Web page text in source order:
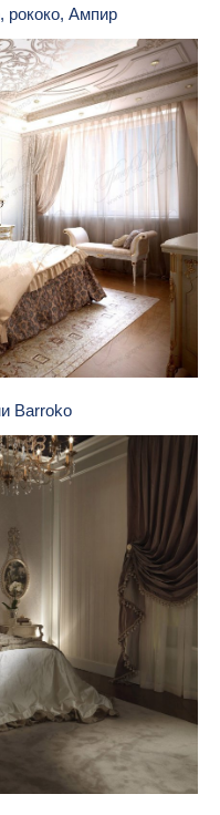
рококо, Ампир
Barroko